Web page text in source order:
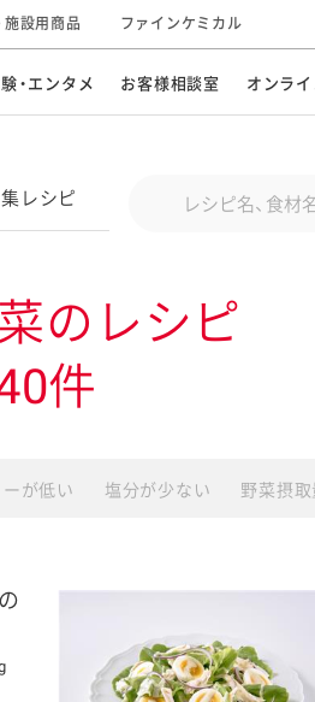
お
ど
・エンタメ お客様相談室 オンラ
キユーピーウエルネス
施設用商品 ファインケミカル
グループの事業
研究開発
レシピ
のレシピ
件
ーが低い 塩分が少ない 野菜摂